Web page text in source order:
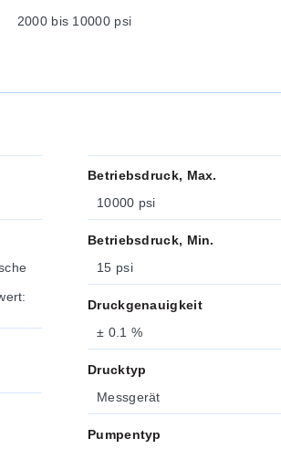
2000 bis 10000 psi
Betriebsdruck, Max.
10000 psi
Betriebsdruck, Min.
15 psi
Druckgenauigkeit
± 0.1 %
Drucktyp
Messgerät
Pumpentyp